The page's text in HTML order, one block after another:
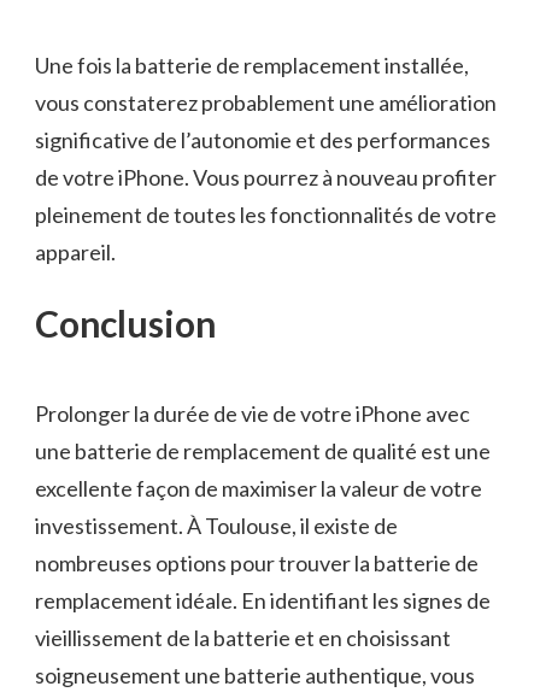
Une fois la batterie de remplacement installée,
vous constaterez probablement une amélioration
significative de l’autonomie et des performances
de votre iPhone. Vous pourrez à nouveau profiter
pleinement de toutes les fonctionnalités de votre
appareil.
Conclusion
Prolonger la durée de vie de votre iPhone avec
une batterie de remplacement de qualité est une
excellente façon de maximiser la valeur de votre
investissement. À Toulouse, il existe de
nombreuses options pour trouver la batterie de
remplacement idéale. En identifiant les signes de
vieillissement de la batterie et en choisissant
soigneusement une batterie authentique, vous